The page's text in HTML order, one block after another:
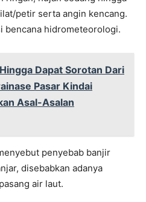
petir serta angin kencang.
bencana hidrometeorologi.
Dapat Sorotan Dari
Pasar Kindai
Asal-Asalan
penyebab banjir
disebabkan adanya
air laut.